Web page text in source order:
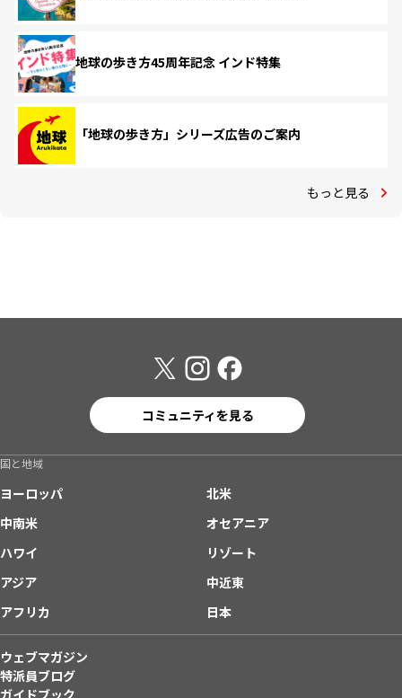
地球の歩き方45周年記念 インド特集
「地球の歩き方」シリーズ広告のご案内
もっと見る
コミュニティを見る
国と地域
ヨーロッパ
北米
中南米
オセアニア
ハワイ
リゾート
アジア
中近東
アフリカ
日本
ウェブマガジン
特派員ブログ